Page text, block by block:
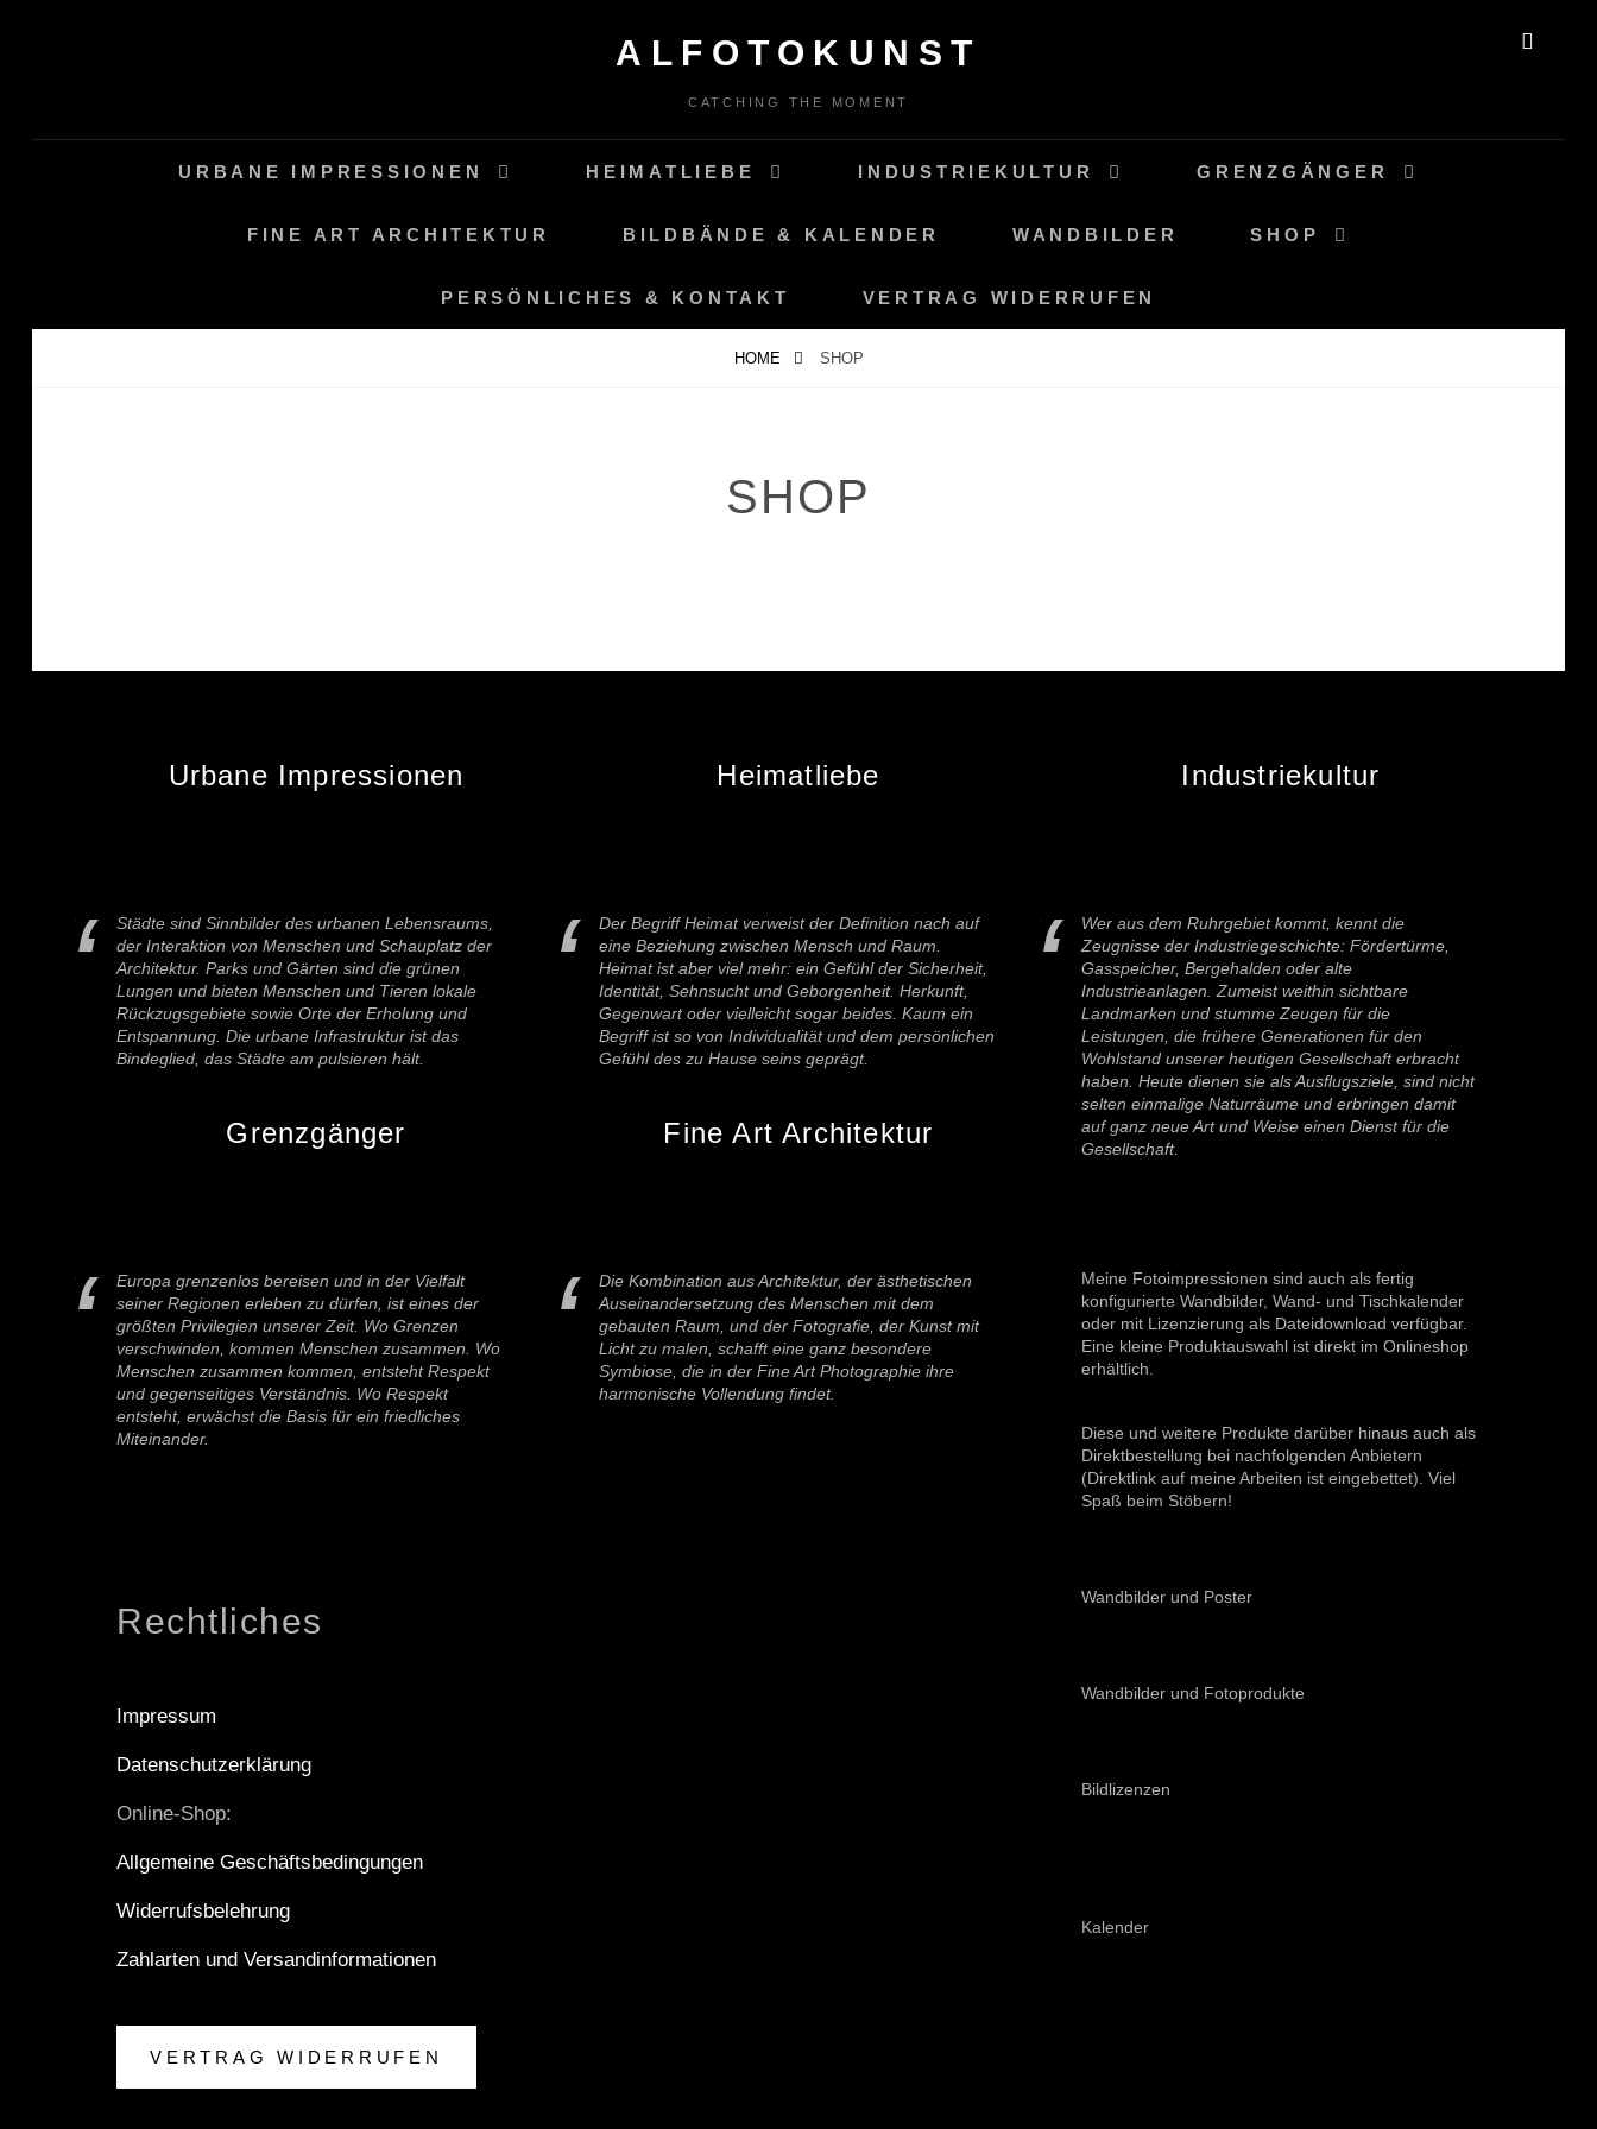
ALFOTOKUNST
CATCHING THE MOMENT
URBANE IMPRESSIONEN HEIMATLIEBE INDUSTRIEKULTUR GRENZGÄNGER
FINE ART ARCHITEKTUR BILDBÄNDE & KALENDER WANDBILDER SHOP
PERSÖNLICHES & KONTAKT VERTRAG WIDERRUFEN
HOME SHOP
SHOP
Urbane Impressionen
Städte sind Sinnbilder des urbanen Lebensraums,
der Interaktion von Menschen und Schauplatz der
Architektur. Parks und Gärten sind die grünen
Lungen und bieten Menschen und Tieren lokale
Rückzugsgebiete sowie Orte der Erholung und
Entspannung. Die urbane Infrastruktur ist das
Bindeglied, das Städte am pulsieren hält.
Grenzgänger
Europa grenzenlos bereisen und in der Vielfalt
seiner Regionen erleben zu dürfen, ist eines der
größten Privilegien unserer Zeit. Wo Grenzen
verschwinden, kommen Menschen zusammen. Wo
Menschen zusammen kommen, entsteht Respekt
und gegenseitiges Verständnis. Wo Respekt
entsteht, erwächst die Basis für ein friedliches
Miteinander.
Rechtliches
Impressum
Datenschutzerklärung
Online-Shop:
Allgemeine Geschäftsbedingungen
Widerrufsbelehrung
Zahlarten und Versandinformationen
VERTRAG WIDERRUFEN
Heimatliebe
Der Begriff Heimat verweist der Definition nach auf
eine Beziehung zwischen Mensch und Raum.
Heimat ist aber viel mehr: ein Gefühl der Sicherheit,
Identität, Sehnsucht und Geborgenheit. Herkunft,
Gegenwart oder vielleicht sogar beides. Kaum ein
Begriff ist so von Individualität und dem persönlichen
Gefühl des zu Hause seins geprägt.
Fine Art Architektur
Die Kombination aus Architektur, der ästhetischen
Auseinandersetzung des Menschen mit dem
gebauten Raum, und der Fotografie, der Kunst mit
Licht zu malen, schafft eine ganz besondere
Symbiose, die in der Fine Art Photographie ihre
harmonische Vollendung findet.
Industriekultur
Wer aus dem Ruhrgebiet kommt, kennt die
Zeugnisse der Industriegeschichte: Fördertürme,
Gasspeicher, Bergehalden oder alte
Industrieanlagen. Zumeist weithin sichtbare
Landmarken und stumme Zeugen für die
Leistungen, die frühere Generationen für den
Wohlstand unserer heutigen Gesellschaft erbracht
haben. Heute dienen sie als Ausflugsziele, sind nicht
selten einmalige Naturräume und erbringen damit
auf ganz neue Art und Weise einen Dienst für die
Gesellschaft.
Meine Fotoimpressionen sind auch als fertig
konfigurierte Wandbilder, Wand- und Tischkalender
oder mit Lizenzierung als Dateidownload verfügbar.
Eine kleine Produktauswahl ist direkt im Onlineshop
erhältlich.
Diese und weitere Produkte darüber hinaus auch als
Direktbestellung bei nachfolgenden Anbietern
(Direktlink auf meine Arbeiten ist eingebettet). Viel
Spaß beim Stöbern!
Wandbilder und Poster
Wandbilder und Fotoprodukte
Bildlizenzen
Kalender